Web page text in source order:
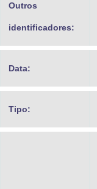
Outros
identificadores:
Data:
Tipo: